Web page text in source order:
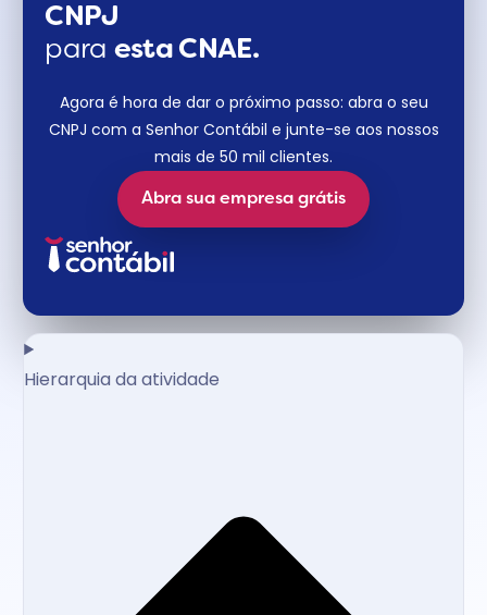
CNPJ
para esta CNAE.
Agora é hora de dar o próximo passo: abra o seu
CNPJ com a Senhor Contábil e junte-se aos nossos
mais de 50 mil clientes.
Abra sua empresa grátis
Hierarquia da atividade